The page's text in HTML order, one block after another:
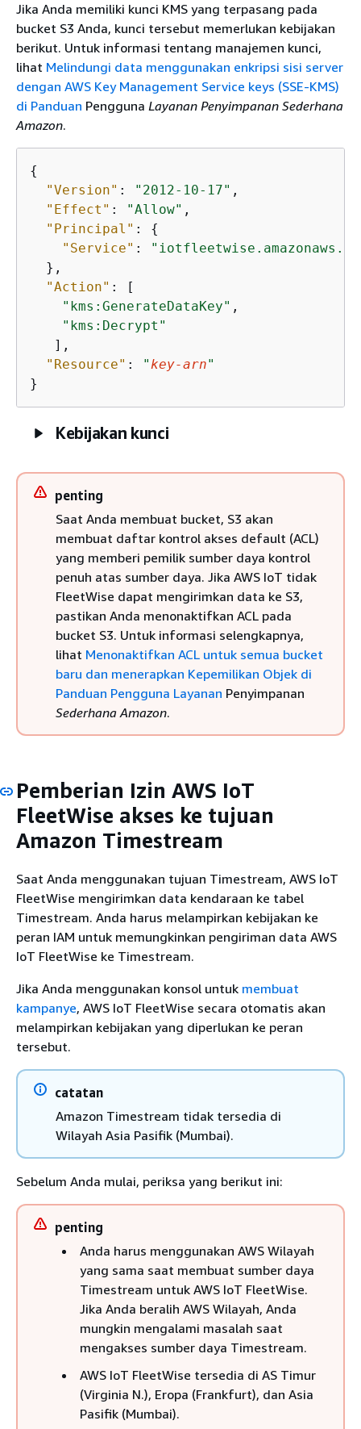
Jika Anda memiliki kunci KMS yang terpasang pada
bucket S3 Anda, kunci tersebut memerlukan kebijakan
berikut. Untuk informasi tentang manajemen kunci,
lihat Melindungi data menggunakan enkripsi sisi server
dengan AWS Key Management Service keys (SSE-KMS)
di Panduan Pengguna Layanan Penyimpanan Sederhana
Amazon.
{
"Version" : "2012-10-17" ,
"Effect" : "Allow" ,
"Principal" : {
"Service" :
  },
"Action" : [
"kms:GenerateDataKey" ,
"kms:Decrypt"
   ],
"Resource" : "key-arn"
}
Kebijakan kunci
penting
Saat Anda membuat bucket, S3 akan
membuat daftar kontrol akses default (ACL)
yang memberi pemilik sumber daya kontrol
penuh atas sumber daya. Jika AWS IoT tidak
FleetWise dapat mengirimkan data ke S3,
pastikan Anda menonaktifkan ACL pada
bucket S3. Untuk informasi selengkapnya,
lihat Menonaktifkan ACL untuk semua bucket
baru dan menerapkan Kepemilikan Objek di
Panduan Pengguna Layanan Penyimpanan
Sederhana Amazon.
Pemberian Izin AWS IoT
FleetWise akses ke tujuan
Amazon Timestream
Saat Anda menggunakan tujuan Timestream, AWS IoT
FleetWise mengirimkan data kendaraan ke tabel
Timestream. Anda harus melampirkan kebijakan ke
peran IAM untuk memungkinkan pengiriman data AWS
IoT FleetWise ke Timestream.
Jika Anda menggunakan konsol untuk membuat
kampanye, AWS IoT FleetWise secara otomatis akan
melampirkan kebijakan yang diperlukan ke peran
tersebut.
catatan
Amazon Timestream tidak tersedia di
Wilayah Asia Pasifik (Mumbai).
Sebelum Anda mulai, periksa yang berikut ini:
penting
Anda harus menggunakan AWS Wilayah
yang sama saat membuat sumber daya
Timestream untuk AWS IoT FleetWise.
Jika Anda beralih AWS Wilayah, Anda
mungkin mengalami masalah saat
mengakses sumber daya Timestream.
AWS IoT FleetWise tersedia di AS Timur
(Virginia N.), Eropa (Frankfurt), dan Asia
Pasifik (Mumbai).